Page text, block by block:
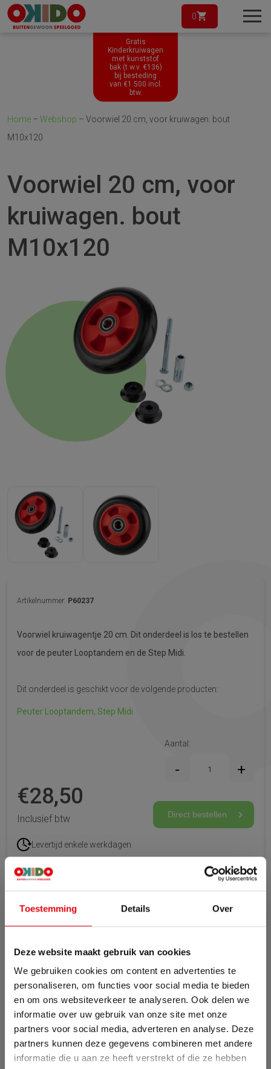
Toestemming Details Over
Deze website maakt gebruik van cookies
We gebruiken cookies om content en advertenties te
personaliseren, om functies voor social media te bieden
en om ons websiteverkeer te analyseren. Ook delen we
informatie over uw gebruik van onze site met onze
partners voor social media, adverteren en analyse. Deze
partners kunnen deze gegevens combineren met andere
informatie die u aan ze heeft verstrekt of die ze hebben
0
Gratis
Kinderkruiwagen
met kunststof
bak (t.w.v. €136)
bij besteding
van €1.500 incl.
btw.
Home – Webshop – Voorwiel 20 cm, voor kruiwagen. bout
M10x120
Voorwiel 20 cm, voor
kruiwagen. bout
M10x120
Artikelnummer: P60237
Voorwiel kruiwagentje 20 cm. Dit onderdeel is los te bestellen
voor de peuter Looptandem en de Step Midi.
Dit onderdeel is geschikt voor de volgende producten:
Peuter Looptandem, Step Midi
Aantal:
Direct bestellen
€28,50
Inclusief btw
Levertijd enkele werkdagen
product Volledig gemonteerd
Specificaties
Levertijd
Enkele werkdagen